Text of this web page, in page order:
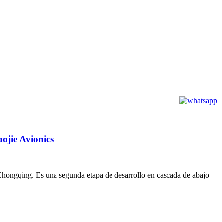
Avionics
Es una segunda etapa de desarrollo en cascada de abajo